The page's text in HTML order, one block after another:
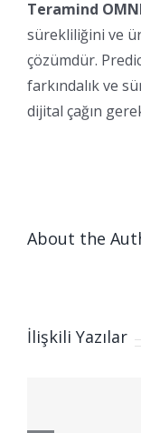
Teramind
sürekliliğini ve
çözümdür.
farkındalık ve
dijital çağın
About the
İlişkili Yazılar